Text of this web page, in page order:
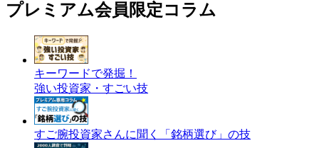
プレミアム会員限定コラム
キーワードで発掘！
強い投資家・すごい技
すご腕投資家さんに聞く「銘柄選び」の技